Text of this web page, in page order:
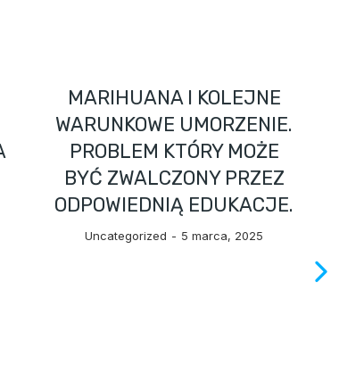
MARIHUANA I KOLEJNE
WARUNKOWE UMORZENIE.
PROBLEM KTÓRY MOŻE
BYĆ ZWALCZONY PRZEZ
ODPOWIEDNIĄ EDUKACJE.
Uncategorized 5 marca, 2025